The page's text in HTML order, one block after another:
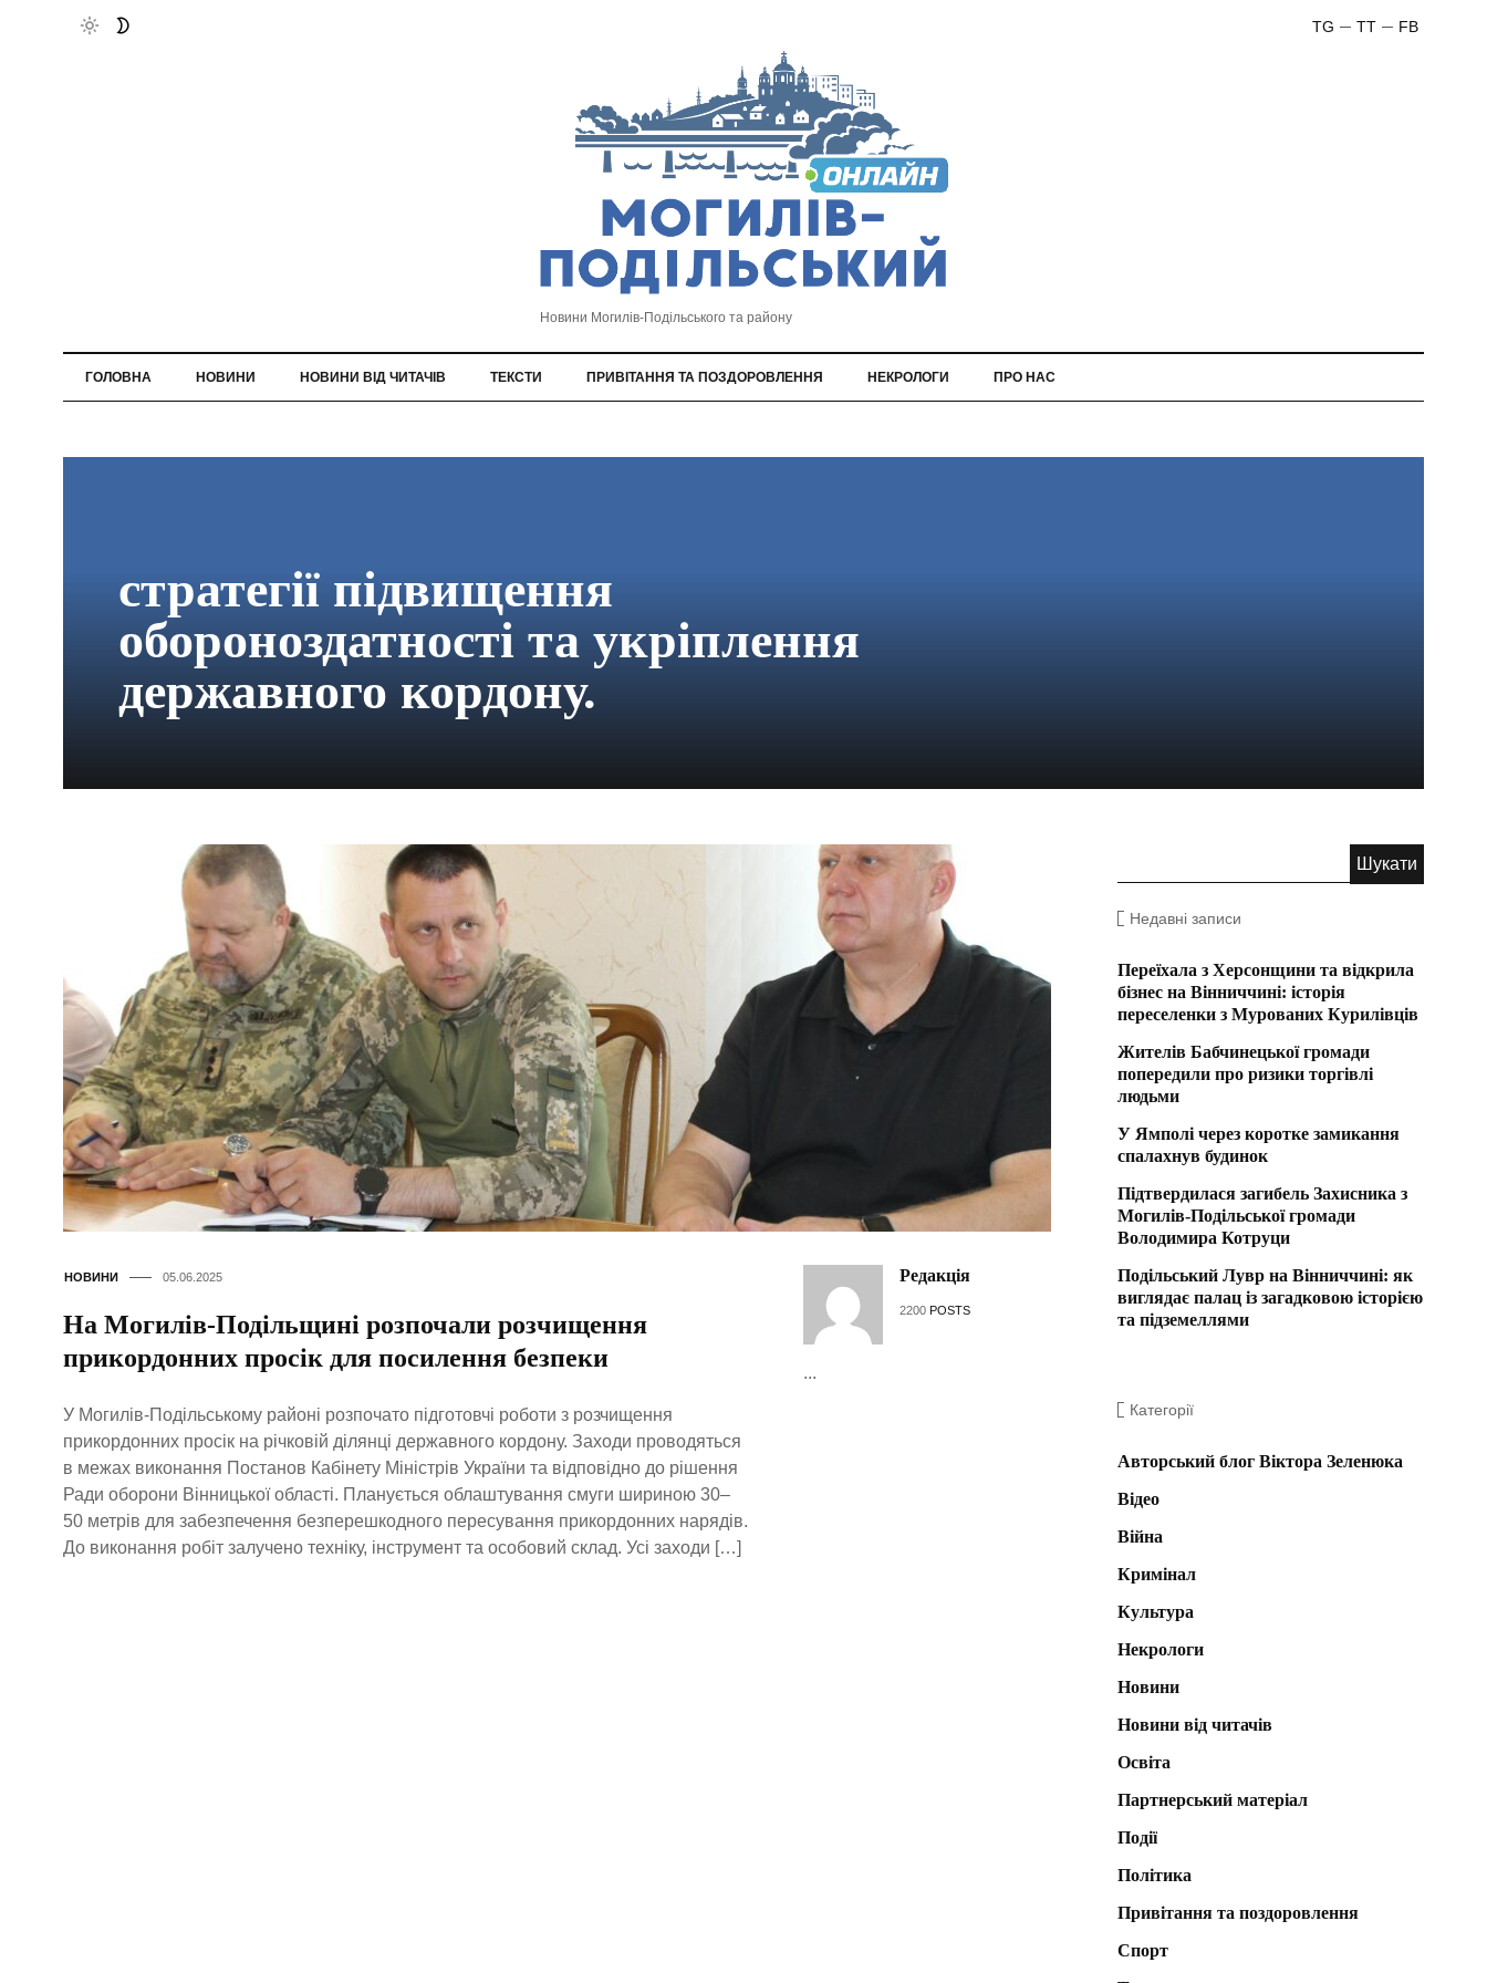
FB
TT
TG
Новини Могилів-Подільського та району
ГОЛОВНА НОВИНИ НОВИНИ ВІД ЧИТАЧІВ ТЕКСТИ ПРИВІТАННЯ ТА ПОЗДОРОВЛЕННЯ НЕКРОЛОГИ ПРО НАС
стратегії підвищення
обороноздатності та укріплення
державного кордону.
НОВИНИ 05.06.2025
На Могилів-Подільщині розпочали розчищення
прикордонних просік для посилення безпеки
У Могилів-Подільському районі розпочато підготовчі роботи з розчищення
прикордонних просік на річковій ділянці державного кордону. Заходи проводяться
в межах виконання Постанов Кабінету Міністрів України та відповідно до рішення
Ради оборони Вінницької області. Планується облаштування смуги шириною 30–
50 метрів для забезпечення безперешкодного пересування прикордонних нарядів.
До виконання робіт залучено техніку, інструмент та особовий склад. Усі заходи […]
Редакція
2200 POSTS
...
Недавні записи
Переїхала з Херсонщини та відкрила
бізнес на Вінниччині: історія
переселенки з Мурованих Курилівців
Жителів Бабчинецької громади
попередили про ризики торгівлі
людьми
У Ямполі через коротке замикання
спалахнув будинок
Підтвердилася загибель Захисника з
Могилів-Подільської громади
Володимира Котруци
Подільський Лувр на Вінниччині: як
виглядає палац із загадковою історією
та підземеллями
Категорії
Авторський блог Віктора Зеленюка
Відео
Війна
Кримінал
Культура
Некрологи
Новини
Новини від читачів
Освіта
Партнерський матеріал
Події
Політика
Привітання та поздоровлення
Спорт